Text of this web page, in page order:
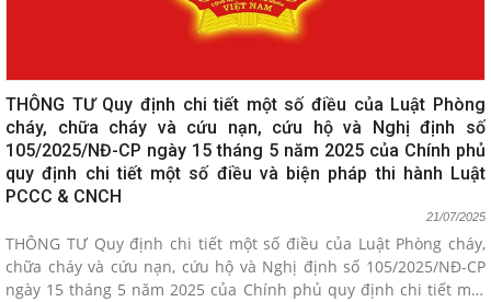
THÔNG TƯ Quy định chi tiết một số điều của Luật Phòng
cháy, chữa cháy và cứu nạn, cứu hộ và Nghị định số
105/2025/NĐ-CP ngày 15 tháng 5 năm 2025 của Chính phủ
quy định chi tiết một số điều và biện pháp thi hành Luật
PCCC & CNCH
21/07/2025
THÔNG TƯ Quy định chi tiết một số điều của Luật Phòng cháy,
chữa cháy và cứu nạn, cứu hộ và Nghị định số 105/2025/NĐ-CP
ngày 15 tháng 5 năm 2025 của Chính phủ quy định chi tiết một